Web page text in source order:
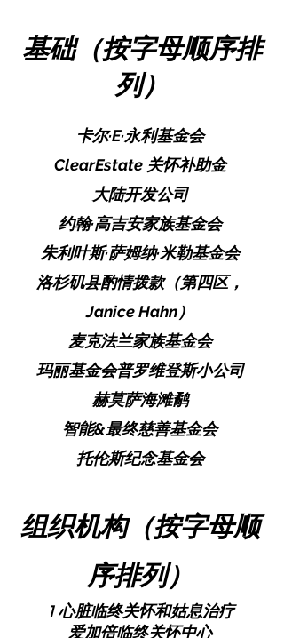
基础（按字母顺序排
列）
卡尔·E·永利基金会
ClearEstate 关怀补助金
大陆开发公司
约翰·高吉安家族基金会
朱利叶斯·萨姆纳·米勒基金会
洛杉矶县酌情拨款（第四区，
Janice Hahn）
麦克法兰家族基金会
玛丽基金会普罗维登斯小公司
赫莫萨海滩鹬
智能&最终慈善基金会
托伦斯纪念基金会
组织机构（按字母顺
序排列）
1 心脏临终关怀和姑息治疗
爱加倍临终关怀中心